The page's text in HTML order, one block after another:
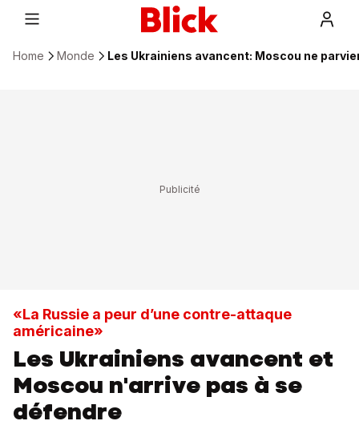
Home Monde Les Ukrainiens avancent: Moscou ne
«La Russie a peur d’une contre-attaque
américaine»
Les Ukrainiens avancent et
Moscou n'arrive pas à se
défendre